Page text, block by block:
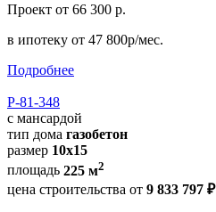
Проект от 66 300 р.
в ипотеку от 47 800р/мес.
Подробнее
Р-81-348
с мансардой
тип дома газобетон
размер 10x15
площадь 225 м2
цена строительства от 9 833 797 ₽